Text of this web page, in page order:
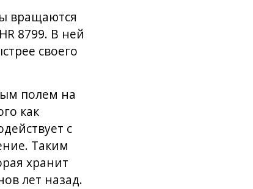
вращаются
8799. В ней
своего
полем на
как
с
Таким
хранит
лет назад.